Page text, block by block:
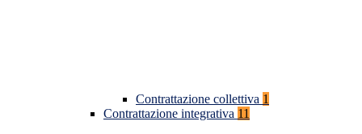
Contrattazione collettiva 1
Contrattazione integrativa 11